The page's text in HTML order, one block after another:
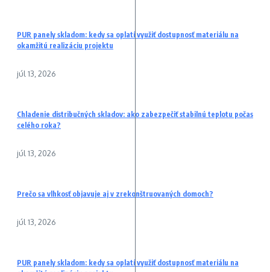
PUR panely skladom: kedy sa oplatí využiť dostupnosť materiálu na
okamžitú realizáciu projektu
júl 13, 2026
Chladenie distribučných skladov: ako zabezpečiť stabilnú teplotu počas
celého roka?
júl 13, 2026
Prečo sa vlhkosť objavuje aj v zrekonštruovaných domoch?
júl 13, 2026
PUR panely skladom: kedy sa oplatí využiť dostupnosť materiálu na